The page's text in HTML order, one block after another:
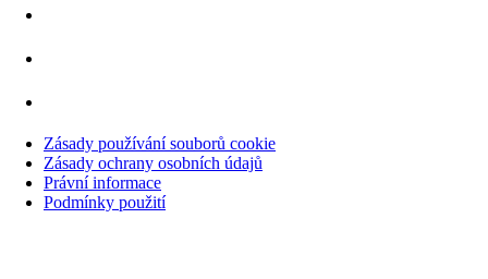
Zásady používání souborů cookie
Zásady ochrany osobních údajů
Právní informace
Podmínky použití